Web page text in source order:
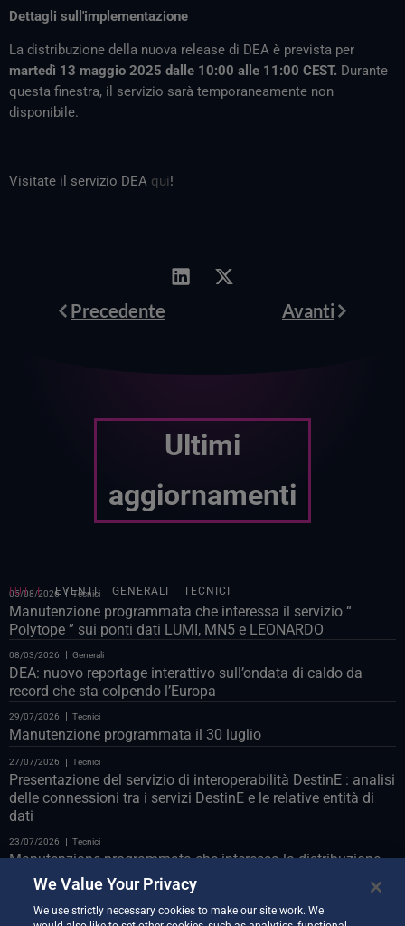
Dettagli sull'implementazione
La distribuzione della nuova release di DEA è prevista per
martedì 13 maggio 2025 dalle 10:00 alle 11:00 CEST. Durante
questa finestra, il servizio sarà temporaneamente non
disponibile.
Visitate il servizio DEA qui!
PrevPrecedente AvantiAvanti
Ultimi
aggiornamenti
EVENTI GENERALI TECNICI
TUTTI
05/08/2026 Tecnici
Manutenzione programmata che interessa il servizio “
Polytope ” sui ponti dati LUMI, MN5 e LEONARDO
08/03/2026 Generali
DEA: nuovo reportage interattivo sull’ondata di caldo da
record che sta colpendo l’Europa
29/07/2026 Tecnici
Manutenzione programmata il 30 luglio
27/07/2026 Tecnici
Presentazione del servizio di interoperabilità DestinE : analisi
delle connessioni tra i servizi DestinE e le relative entità di
dati
23/07/2026 Tecnici
Manutenzione programmata che interessa la distribuzione
Polytope sul databridge LUMI
Tecnici
Manutenzione programmata del portale web il 24 luglio
We Value Your Privacy
We use strictly necessary cookies to make our site work. We